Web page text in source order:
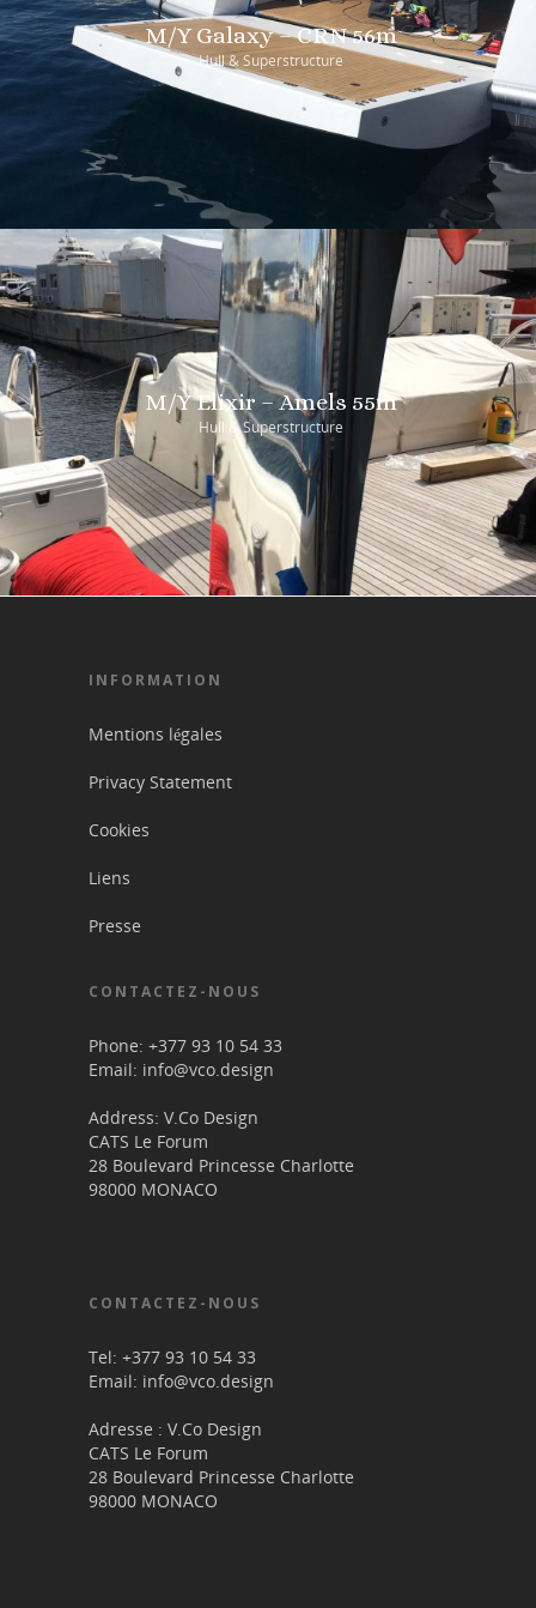
M/Y Galaxy – CRN 56m
Hull & Superstructure
M/Y Elixir – Amels 55m
Hull & Superstructure
INFORMATION
Mentions légales
Privacy Statement
Cookies
Liens
Presse
CONTACTEZ-NOUS
Phone: +377 93 10 54 33
Email: info@vco.design
Address: V.Co Design
CATS Le Forum
28 Boulevard Princesse Charlotte
98000 MONACO
CONTACTEZ-NOUS
Tel: +377 93 10 54 33
Email: info@vco.design
Adresse : V.Co Design
CATS Le Forum
28 Boulevard Princesse Charlotte
98000 MONACO